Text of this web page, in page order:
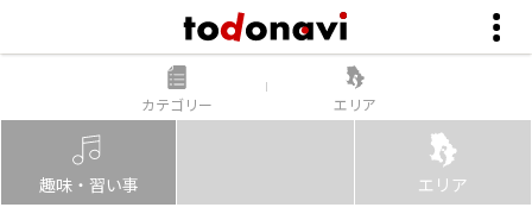
趣味・習い事 エリア
カテゴリー エリア